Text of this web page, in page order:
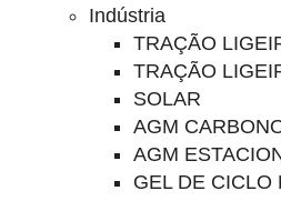
Indústria
TRAÇÃO
TRAÇÃO
SOLAR
AGM
AGM
GEL DE CICLO